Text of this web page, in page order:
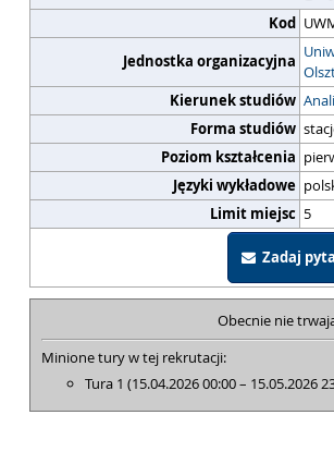
Kod
Jednostka organizacyjna
Kierunek studiów
Forma studiów
Poziom kształcenia
Języki wykładowe
Limit miejsc 5
Zadaj
Obecnie nie
Minione tury w tej rekrutacji:
Tura 1 (15.04.2026 00:00 – 15.05.2026